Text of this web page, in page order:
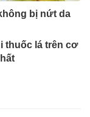
bị nứt da
thuốc lá trên cơ